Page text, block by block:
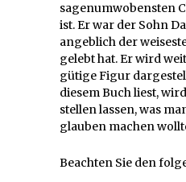
sagenumwobensten
ist. Er war der Sohn
angeblich der
gelebt hat. Er wird
gütige Figur
diesem Buch liest,
stellen lassen, was
glauben machen
Beachten Sie den